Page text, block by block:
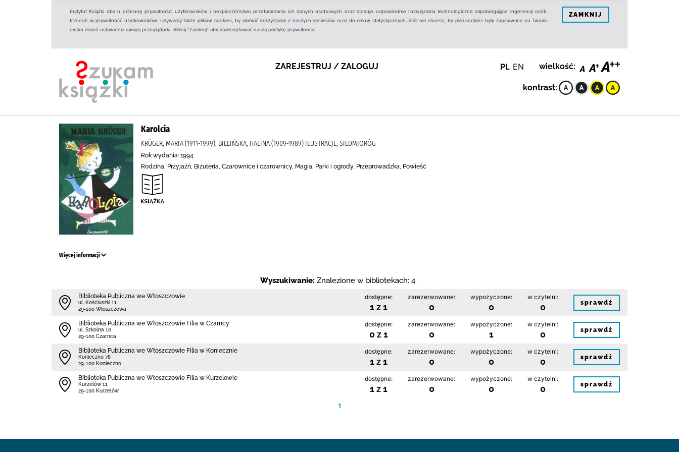
Instytut Książki dba o ochronę prywatności użytkowników i bezpieczeństwo przetwarzania ich danych osobowych oraz stosuje odpowiednie rozwiązania technologiczne zapobiegające ingerencji osób
trzecich w prywatność użytkowników. Używamy także plików cookies, by ułatwić korzystanie z naszych serwisów oraz do celów statystycznych.Jeśli nie chcesz, by pliki cookies były zapisywane na Twoim
dysku zmień ustawienia swojej przeglądarki. Kliknij "Zamknij" aby zaakceptować naszą politykę prywatności.
ZAMKNIJ
ZAREJESTRUJ / ZALOGUJ PL EN wielkość:
kontrast:
Karolcia
KRÜGER, MARIA (1911-1999), BIELIŃSKA, HALINA (1909-1989) ILUSTRACJE, SIEDMIORÓG
Rok wydania: 1994
Rodzina, Przyjaźń, Biżuteria, Czarownice i czarownicy, Magia, Parki i ogrody, Przeprowadzka, Powieść
Więcej informacji
Wyszukiwanie: Znalezione w bibliotekach: 4 .
Biblioteka Publiczna we Włoszczowie
ul. Kościuszki 11
29-100 Włoszczowa
dostępne:
1 z 1
zarezerwowane:
0
wypożyczone:
0
w czytelni:
0 sprawdź
Biblioteka Publiczna we Włoszczowie Filia w Czarncy
ul. Szkolna 16
29-100 Czarnca
dostępne:
0 z 1
zarezerwowane:
0
wypożyczone:
1
w czytelni:
0 sprawdź
Biblioteka Publiczna we Włoszczowie Filia w Koniecznie
Konieczno 78
29-100 Konieczno
dostępne:
1 z 1
zarezerwowane:
0
wypożyczone:
0
w czytelni:
0 sprawdź
Biblioteka Publiczna we Włoszczowie Filia w Kurzelowie
Kurzelów 11
29-100 Kurzelów
dostępne:
1 z 1
zarezerwowane:
0
wypożyczone:
0
w czytelni:
0 sprawdź
1